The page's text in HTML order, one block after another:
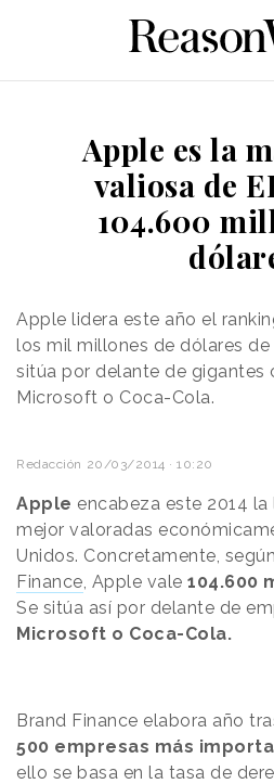
Apple es la
valiosa de
104.600
Apple lidera este año el
los mil millones de dólares de
sitúa por delante de gigantes
Microsoft o Coca-Cola.
Redacción 20/03/2014 · 10:20
Apple encabeza este 2014
mejor valoradas
Unidos. Concretamente,
Finance , Apple vale 104.600
Se sitúa así por delante de
Microsoft o Coca-Cola.
Brand Finance elabora año
500 empresas más
ello se basa en la tasa de